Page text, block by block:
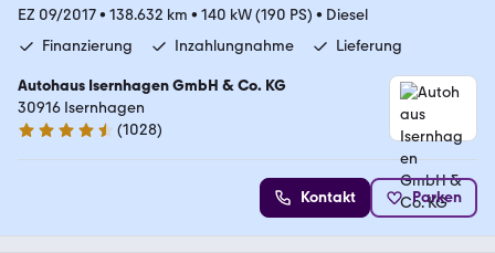
EZ 09/2017• 138.632 km • 140 kW (190 PS) • Diesel
Finanzierung
Inzahlungnahme Lieferung
Autohaus Isernhagen GmbH & Co. KG
30916 Isernhagen
4.5 Sterne
(1028)
Kontakt Parken